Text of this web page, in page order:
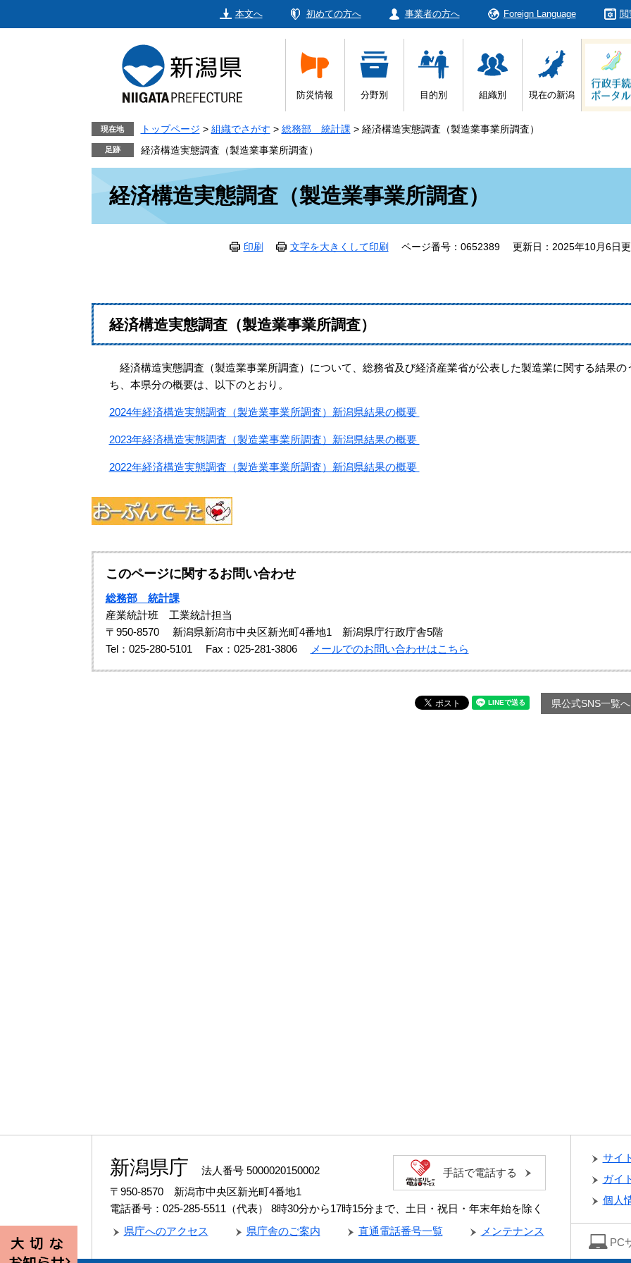
本文へ 初めての方へ 事業者の方へ Foreign Language 閲
防災情報 分野別 目的別 組織別 現在の新潟
現在地 トップページ > 組織でさがす > 総務部 統計課 > 経済構造実態調査（製造業事業所調査）
経済構造実態調査（製造業事業所調査）
経済構造実態調査（製造業事業所調査）
印刷 文字を大きくして印刷 ページ番号：0652389 更新日：2025年10月6日
経済構造実態調査（製造業事業所調査）
経済構造実態調査（製造業事業所調査）について、総務省及び経済産業省が公表した製造業に関する結果の
ち、本県分の概要は、以下のとおり。
2024年経済構造実態調査（製造業事業所調査）新潟県結果の概要
2023年経済構造実態調査（製造業事業所調査）新潟県結果の概要
2022年経済構造実態調査（製造業事業所調査）新潟県結果の概要
このページに関するお問い合わせ
総務部 統計課
産業統計班 工業統計担当
〒950-8570
新潟県新潟市中央区新光町4番地1 新潟県庁行政庁舎5階
Tel：025-280-5101
Fax：025-281-3806 メールでのお問い合わせはこちら
県公式SNS一覧へ
新潟県庁
法人番号 5000020150002
〒950-8570 新潟市中央区新光町4番地1
電話番号：025-285-5511（代表）
8時30分から17時15分まで、土日・祝日・年末年始を除く
手話で電話する
県庁へのアクセス 県庁舎のご案内 直通電話番号一覧 メンテナンス
サイ
ガイ
個人
PC